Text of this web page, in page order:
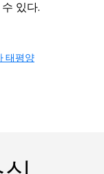
있다.
태평양